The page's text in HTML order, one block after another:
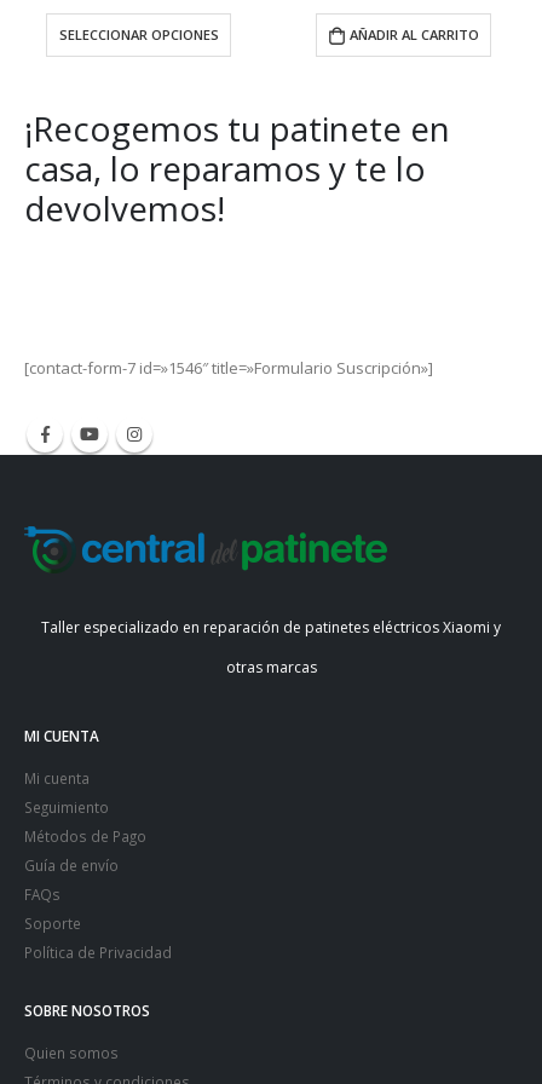
AÑADIR AL CARRITO AÑADIR AL CARRITO
¡Recogemos tu patinete en
casa, lo reparamos y te lo
devolvemos!
[contact-form-7 id=»1546″ title=»Formulario Suscripción»]
Taller especializado en reparación de patinetes eléctricos Xiaomi y
otras marcas
MI CUENTA
Mi cuenta
Seguimiento
Métodos de Pago
Guía de envío
FAQs
Soporte
Política de Privacidad
SOBRE NOSOTROS
Quien somos